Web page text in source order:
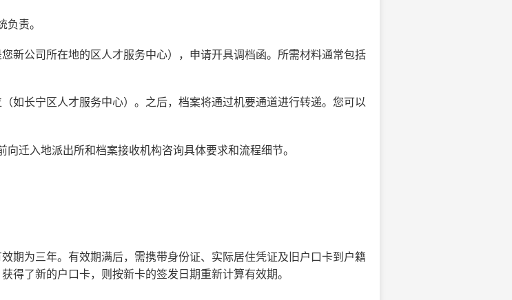
责。
您新公司所在地的区人才服务中心），申请开具调档函。所需材料通常包括
如长宁区人才服务中心）。之后，档案将通过机要通道进行转递。您可以
迁入地派出所和档案接收机构咨询具体要求和流程细节。
期为三年。有效期满后，需携带身份证、实际居住凭证及旧户口卡到户籍
得了新的户口卡，则按新卡的签发日期重新计算有效期。